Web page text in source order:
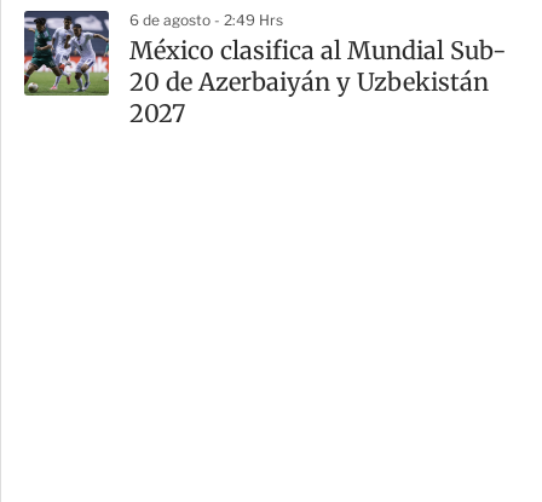
6 de agosto - 2:49 Hrs
México clasifica al Mundial Sub-
20 de Azerbaiyán y Uzbekistán
2027